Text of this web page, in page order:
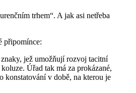
trhem“. A jak asi netřeba
připomínce:
jež umožňují rozvoj tacitní
Úřad tak má za prokázané,
konstatování v době, na kterou je